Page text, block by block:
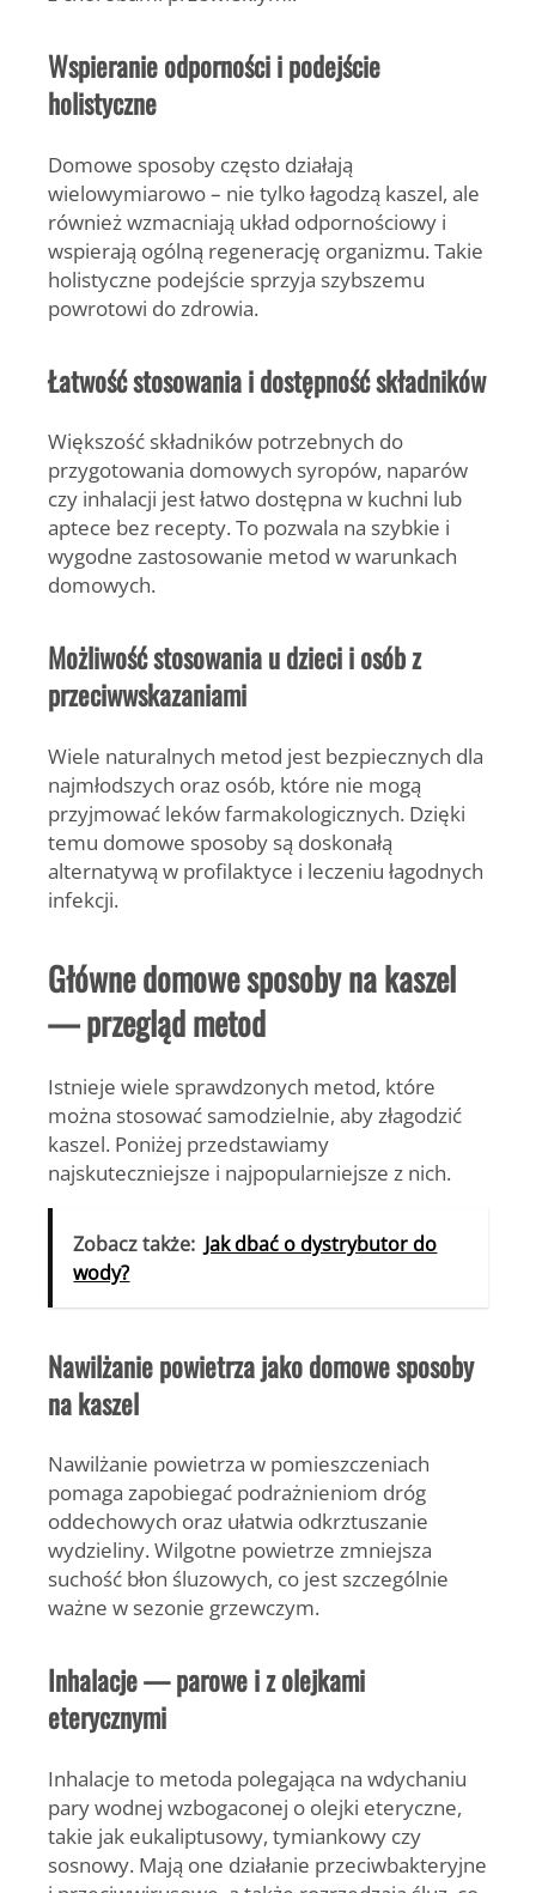
Wspieranie odporności i podejście
holistyczne
Domowe sposoby często działają
wielowymiarowo – nie tylko łagodzą kaszel, ale
równieżwzmacniają układ odpornościowy i
wspierają ogólną regenerację organizmu. Takie
holistyczne podejście sprzyja szybszemu
powrotowi do zdrowia.
Łatwość stosowania i dostępność składników
Większość składników potrzebnych do
przygotowania domowych syropów, naparów
czy inhalacji jest łatwo dostępna w kuchni lub
aptece bez recepty. To pozwala na szybkie i
wygodne zastosowanie metod w warunkach
domowych.
Możliwość stosowania u dzieci i osób z
przeciwwskazaniami
Wiele naturalnych metod jest bezpiecznych dla
najmłodszych oraz osób, które nie mogą
przyjmować leków farmakologicznych. Dzięki
temu domowe sposoby są doskonałą
alternatywą w profilaktyce i leczeniu łagodnych
infekcji.
Główne domowe sposoby na kaszel
— przegląd metod
Istnieje wiele sprawdzonych metod, które
można stosować samodzielnie, aby złagodzić
kaszel. Poniżej przedstawiamy
najskuteczniejsze i najpopularniejsze z nich.
Zobacz także: Jak dbać o dystrybutor do
wody?
Nawilżanie powietrza jako domowe sposoby
na kaszel
Nawilżanie powietrza w pomieszczeniach
pomaga zapobiegać podrażnieniom dróg
oddechowych oraz ułatwia odkrztuszanie
wydzieliny. Wilgotne powietrze zmniejsza
suchość błon śluzowych, co jest szczególnie
ważne w sezonie grzewczym.
Inhalacje — parowe i z olejkami
eterycznymi
Inhalacje to metoda polegająca na wdychaniu
pary wodnej wzbogaconej o olejki eteryczne,
takie jak eukaliptusowy, tymiankowy czy
sosnowy. Mają one działanie przeciwbakteryjne